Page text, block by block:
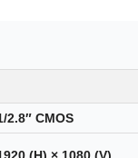
2.8″ CMOS